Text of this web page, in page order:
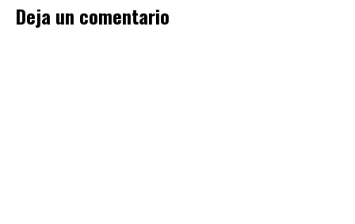
Deja un comentario